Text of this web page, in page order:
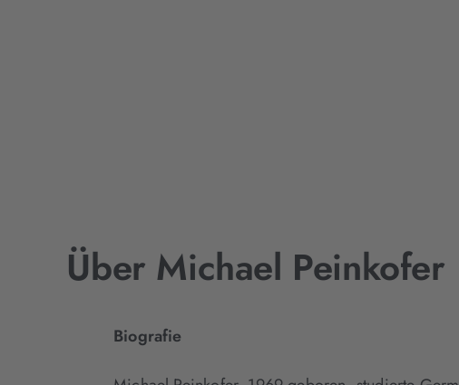
Über Michael Peinkofer
Biografie